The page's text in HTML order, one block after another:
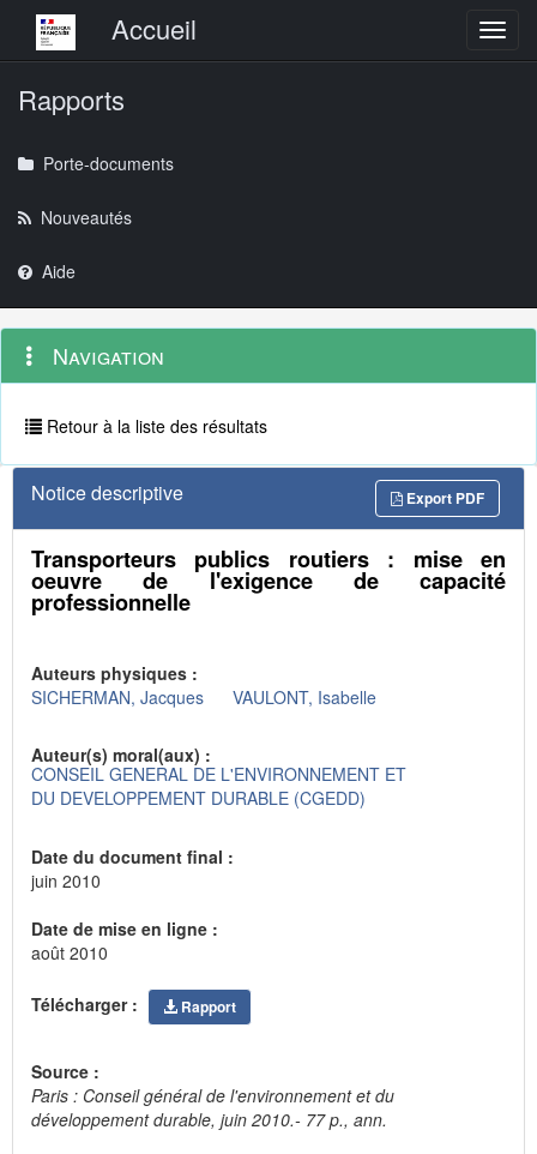
Menu principalAccueil
Rapports
Porte-documents
Nouveautés
Aide
Navigation
outils
Menu
contextuel
Navigation
Retour à la liste des résultats
Notice descriptive Export PDF
Transporteurs publics routiers : mise en
oeuvre de l'exigence de capacité
professionnelle
Auteurs physiques :
SICHERMAN, Jacques
VAULONT, Isabelle
Auteur(s) moral(aux) :
CONSEIL GENERAL DE L'ENVIRONNEMENT ET
DU DEVELOPPEMENT DURABLE (CGEDD)
Date du document final :
juin 2010
Date de mise en ligne :
août 2010
Télécharger : Rapport
Source :
Paris : Conseil général de l'environnement et du
développement durable, juin 2010.- 77 p., ann.